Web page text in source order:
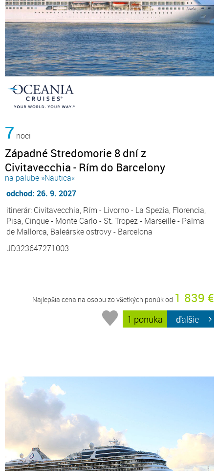
7 noci
Západné Stredomorie 8 dní z
Civitavecchia - Rím do Barcelony
na palube »Nautica«
odchod: 26. 9. 2027
itinerár: Civitavecchia, Rím - Livorno - La Spezia, Florencia,
Pisa, Cinque - Monte Carlo - St. Tropez - Marseille - Palma
de Mallorca, Baleárske ostrovy - Barcelona
JD323647271003
Najlepšia cena na osobu zo všetkých ponúk od 1 839 €
1 ponuka ďalšie